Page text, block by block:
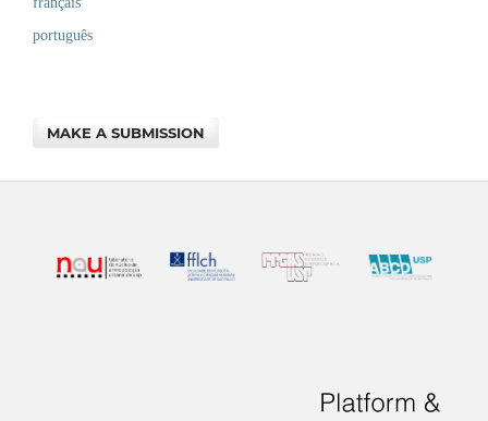
português
MAKE A SUBMISSION